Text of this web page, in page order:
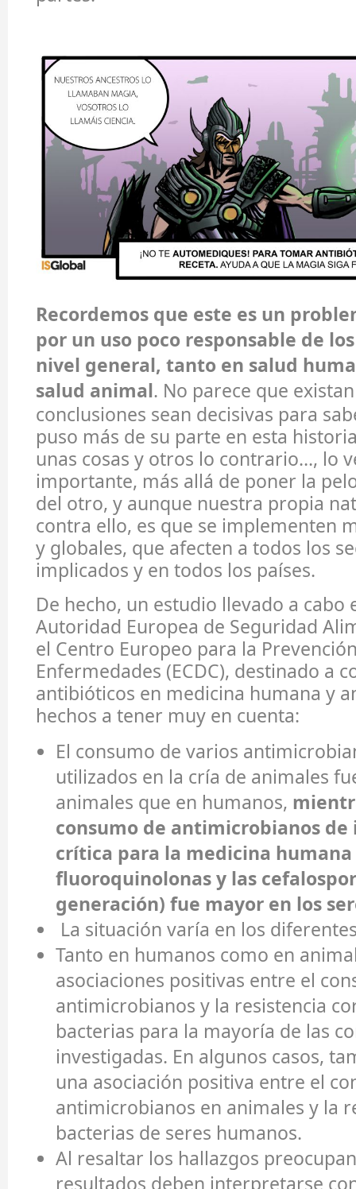
Recordemos que este es un
por un uso poco responsable de
nivel general, tanto en salud
salud animal. No parece que
conclusiones sean decisivas para
puso más de su parte en esta
unas cosas y otros lo contrario…, lo
importante, más allá de poner la
del otro, y aunque nuestra propia
contra ello, es que se implementen
y globales, que afecten a todos los
implicados y en todos los países.
De hecho, un estudio llevado a cabo
Autoridad Europea de Seguridad
el Centro Europeo para la
Enfermedades (ECDC), destinado a
antibióticos en medicina humana y
hechos a tener muy en cuenta:
El consumo de varios
utilizados en la cría de animales
animales que en humanos,
consumo de antimicrobianos
crítica para la medicina humana
fluoroquinolonas y las
generación) fue mayor en los
La situación varía en los
Tanto en humanos como en
asociaciones positivas entre el
antimicrobianos y la resistencia
bacterias para la mayoría de las
investigadas. En algunos casos,
una asociación positiva entre el
antimicrobianos en animales y la
bacterias de seres humanos.
Al resaltar los hallazgos
resultados deben interpretarse